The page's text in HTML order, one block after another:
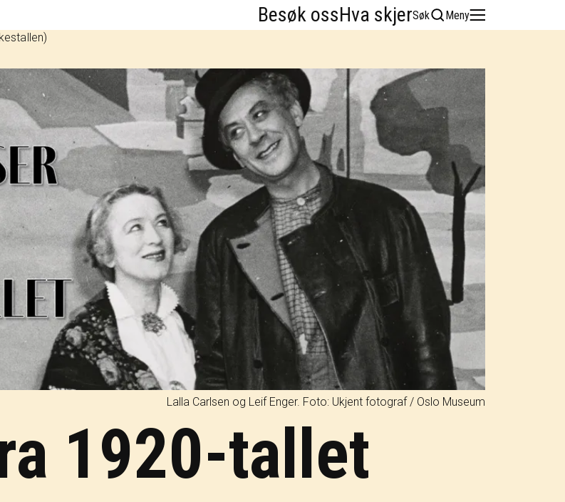
Besøk ossHva skjerEnglish
Søk
Meny
1920-tallet
Lalla Carlsen og Leif Enger. Foto: Ukjent fotograf / Oslo Museum